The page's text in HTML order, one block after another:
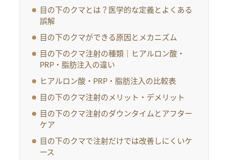
目の下のクマとは？医学的な定義とよくある
誤解
目の下のクマができる原因とメカニズム
目の下のクマ注射の種類｜ヒアルロン酸・
PRP・脂肪注入の違い
ヒアルロン酸・PRP・脂肪注入の比較表
目の下のクマ注射のメリット・デメリット
目の下のクマ注射のダウンタイムとアフター
ケア
目の下のクマで注射だけでは改善しにくいケ
ース